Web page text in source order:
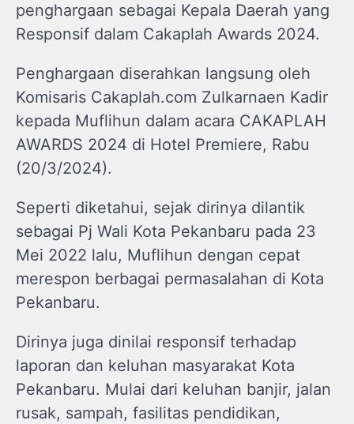
penghargaan sebagai Kepala Daerah yang
Responsif dalam Cakaplah Awards 2024.
Penghargaan diserahkan langsung oleh
Komisaris Cakaplah.com Zulkarnaen Kadir
kepada Muflihun dalam acara CAKAPLAH
AWARDS 2024 di Hotel Premiere, Rabu
(20/3/2024).
Seperti diketahui, sejak dirinya dilantik
sebagai Pj Wali Kota Pekanbaru pada 23
Mei 2022 lalu, Muflihun dengan cepat
merespon berbagai permasalahan di Kota
Pekanbaru.
Dirinya juga dinilai responsif terhadap
laporan dan keluhan masyarakat Kota
Pekanbaru. Mulai dari keluhan banjir, jalan
rusak, sampah, fasilitas pendidikan,